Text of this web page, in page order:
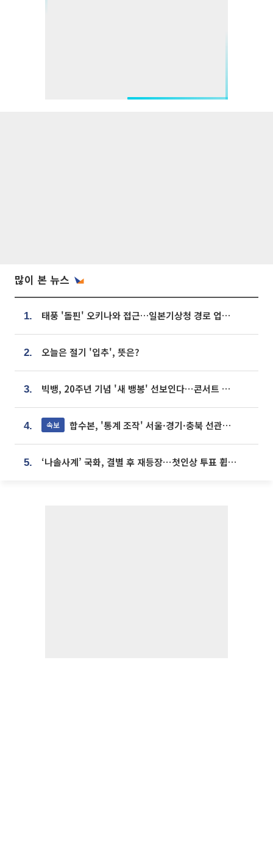
많이 본 뉴스
1. 태풍 '돌핀' 오키나와 접근…일본기상청 경로 업데이트
2. 오늘은 절기 '입추', 뜻은?
3. 빅뱅, 20주년 기념 '새 뱅봉' 선보인다⋯콘서트 앞두고 팝업 개최
4. 속보 합수본, '통계 조작' 서울·경기·충북 선관위 등 추가 압수수색
5. ‘나솔사계’ 국화, 결별 후 재등장⋯첫인상 투표 휩쓸고 ‘인기녀’ 등극